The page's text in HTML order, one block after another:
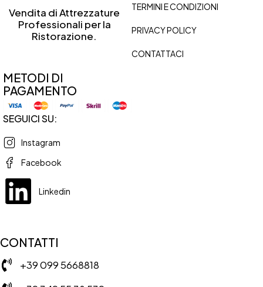
Vendita di Attrezzature
Professionali per la
Ristorazione.
TERMINI E CONDIZIONI
PRIVACY POLICY
CONTATTACI
METODI DI
PAGAMENTO
SEGUICI SU:
Instagram
Facebook
Linkedin
CONTATTI
+39 099 5668818